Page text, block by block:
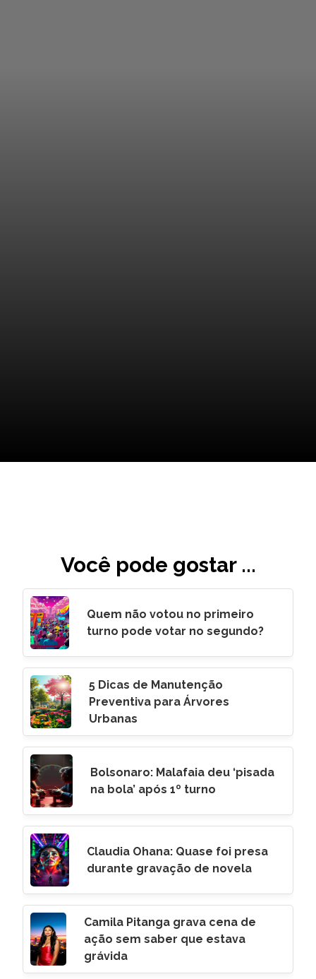
Você pode gostar ...
Quem não votou no primeiro
turno pode votar no segundo?
5 Dicas de Manutenção
Preventiva para Árvores
Urbanas
Bolsonaro: Malafaia deu ‘pisada
na bola’ após 1º turno
Claudia Ohana: Quase foi presa
durante gravação de novela
Camila Pitanga grava cena de
ação sem saber que estava
grávida